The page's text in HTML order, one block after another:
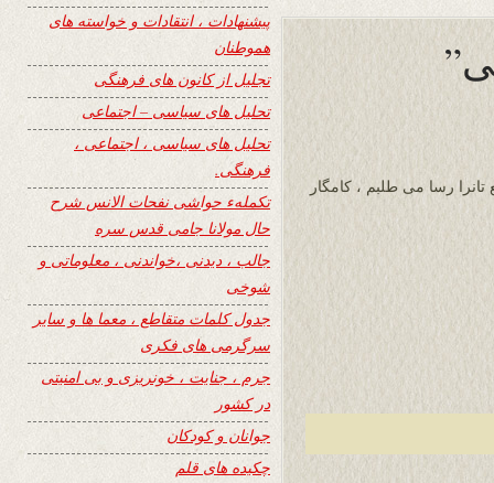
رسا می طلبم ، کامگار
پیشنهادات ، انتقادات و خواسته های
هموطنان
تجلیل از کانون های فرهنگی
تحلیل های سیاسی – اجتماعی
تحلیل های سیاسی ، اجتماعی ،
فرهنگی.
تکملهء حواشی نفحات الانس شرح
حال مولانا جامی قدس سره
جالب ، دیدنی ،خواندنی ، معلوماتی و
شوخی
جدول کلمات متقاطع ، معما ها و سایر
سرگرمی های فکری
جرم ، جنایت ، خونریزی و بی امنیتی
در کشور
جوانان و کودکان
چکیده های قلم